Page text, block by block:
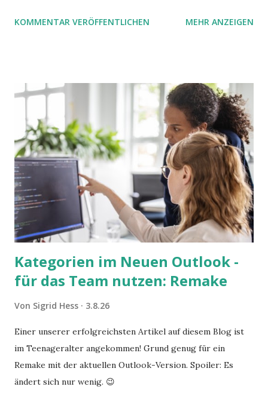
KOMMENTAR VERÖFFENTLICHEN MEHR ANZEIGEN
Kategorien im Neuen Outlook -
für das Team nutzen: Remake
Von Sigrid Hess 3.8.26
Einer unserer erfolgreichsten Artikel auf diesem Blog ist
im Teenageralter angekommen! Grund genug für ein
Remake mit der aktuellen Outlook-Version. Spoiler: Es
ändert sich nur wenig. 😉